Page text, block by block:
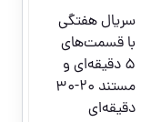
سریال هفتگی
با قسمت‌های
۵ دقیقه‌ای و
مستند ۲۰-۳۰
دقیقه‌ای